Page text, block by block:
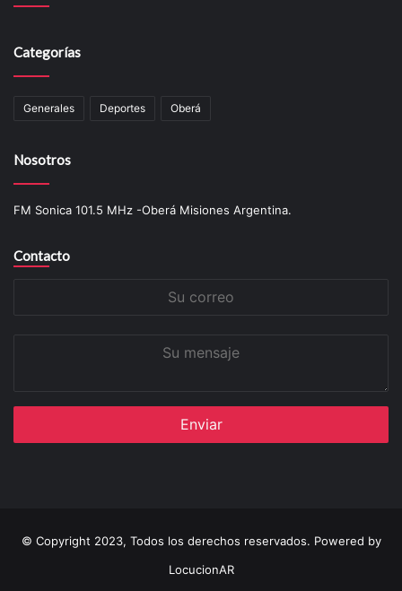
Categorías
Generales Deportes Oberá
Nosotros
FM Sonica 101.5 MHz -Oberá Misiones Argentina.
Contacto
© Copyright 2023, Todos los derechos reservados. Powered by
LocucionAR